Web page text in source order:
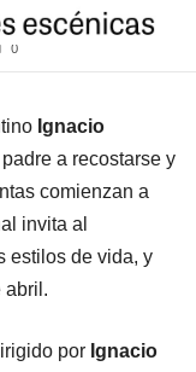
0
Ignacio
a recostarse y
comienzan a
invita al
estilos de vida, y
abril.
por Ignacio